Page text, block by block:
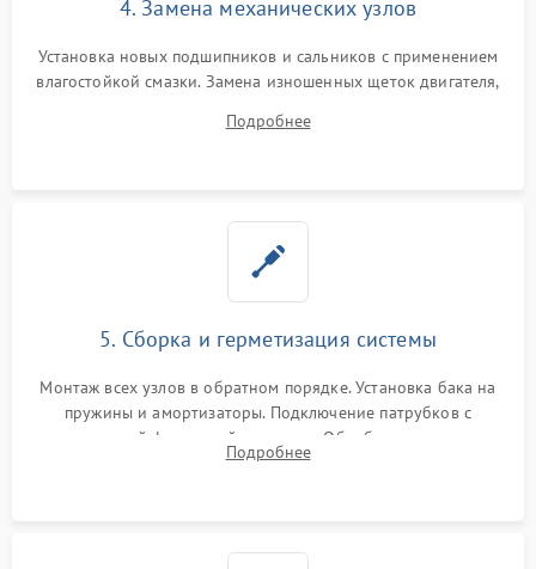
4. Замена механических узлов
Установка новых подшипников и сальников с применением
влагостойкой смазки. Замена изношенных щеток двигателя,
или поврежденной резиновой манжеты.
Подробнее
5. Сборка и герметизация системы
Монтаж всех узлов в обратном порядке. Установка бака на
пружины и амортизаторы. Подключение патрубков с
надежной фиксацией хомутами. Обработка стыков
герметиком для предотвращения возможных протечек воды.
Подробнее